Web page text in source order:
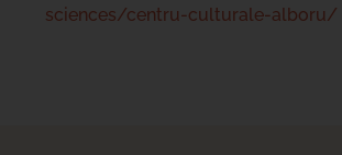
sciences/centru-culturale-alboru/